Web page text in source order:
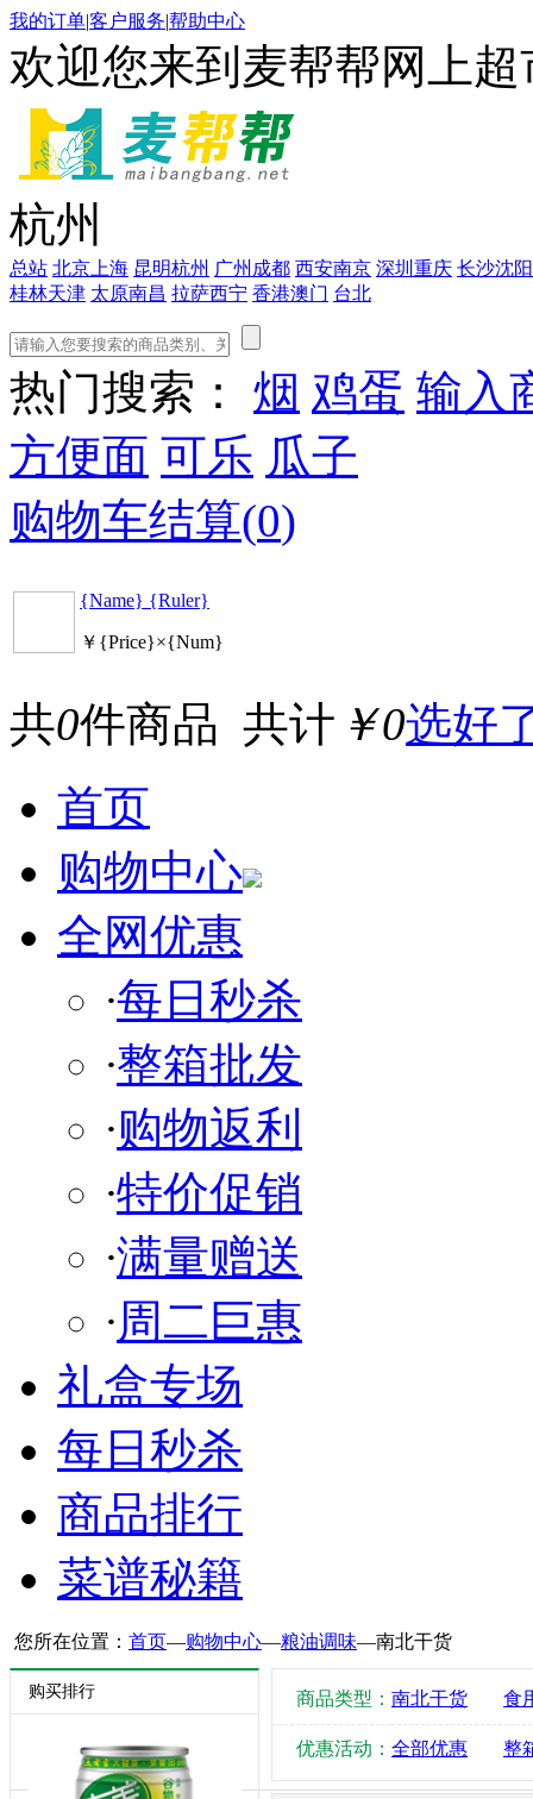
我的订单|客户服务|帮助中心
欢迎您来到麦帮帮网上
杭州
总站 北京 上海 昆明杭州 广州 成都 西安南京 深圳 重庆 长沙沈阳
桂林天津 太原南昌 拉萨西宁 香港澳门 台北
热门搜索： 烟 鸡蛋 输入
方便面 可乐 瓜子
购物车结算(0)
{Name} {Ruler}
￥{Price}×{Num}
共0件商品 共计 ￥0选好
首页
购物中心
全网优惠
·每日秒杀
·整箱批发
·购物返利
·特价促销
·满量赠送
·周二巨惠
礼盒专场
每日秒杀
商品排行
菜谱秘籍
您所在位置： 首页—购物中心—粮油调味—南北干货
购买排行 商品类型： 南北干货 食
优惠活动： 全部优惠 整